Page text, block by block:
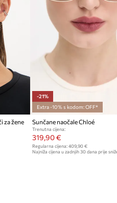
za žene
-21%
Extra -10% s kodom: OFF*
Sunčane naočale Chloé
Trenutna cijena:
319,90 €
Regularna cijena: 409,90 €
Najniža cijena u zadnjih 30 dana prije